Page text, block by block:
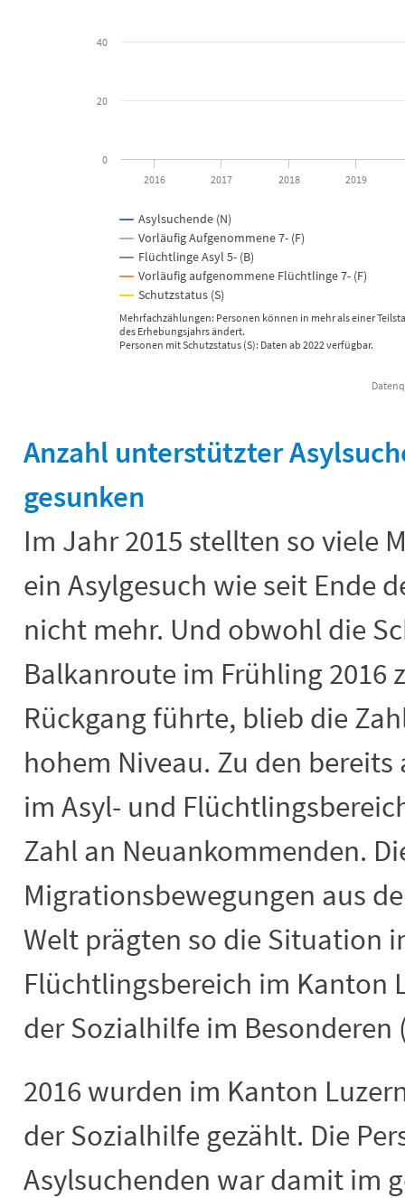
Mehrfachzählungen: Personen können in mehr als einer
des Erhebungsjahrs ändert.
Personen mit Schutzstatus (S): Daten ab 2022 verfügbar.
Asylsuchende (N)
Vorläufig Aufgenommene 7- (F)
Flüchtlinge Asyl 5- (B)
Vorläufig aufgenommene Flüchtlinge 7- (F)
Schutzstatus (S)
2016 2017 2018 2019
0
20
40
Anzahl unterstützter
gesunken
Im Jahr 2015 stellten so viele
ein Asylgesuch wie seit Ende
nicht mehr. Und obwohl die
Balkanroute im Frühling 2016
Rückgang führte, blieb die
hohem Niveau. Zu den
im Asyl- und
Zahl an Neuankommenden.
Migrationsbewegungen aus
Welt prägten so die Situation
Flüchtlingsbereich im Kanton
der Sozialhilfe im Besonderen
2016 wurden im Kanton
der Sozialhilfe gezählt. Die
Asylsuchenden war damit im